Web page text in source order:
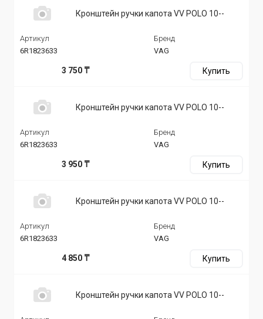
Кронштейн ручки капота VV POLO 10--
Артикул
6R1823633
Бренд
VAG
3 750 ₸ Купить
Кронштейн ручки капота VV POLO 10--
Артикул
6R1823633
Бренд
VAG
3 950 ₸ Купить
Кронштейн ручки капота VV POLO 10--
Артикул
6R1823633
Бренд
VAG
4 850 ₸ Купить
Кронштейн ручки капота VV POLO 10--